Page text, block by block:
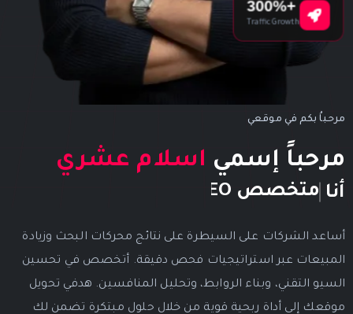
مرحباُ بكم في موقعي
مرحباً إسمي اسلام عشري
أنا خبير سيو
أساعد الشركات على السيطرة على نتائج محركات البحث وزيادة
المبيعات عبر استراتيجيات فحص دقيقة. أتخصص في تحسين
السيو التقني، وبناء الروابط، وتحليل المنافسين. هدفي تحويل
موقعك إلى أداة ربحية قوية من خلال حلول مبتكرة تضمن لك
+300%
Traffic Growth